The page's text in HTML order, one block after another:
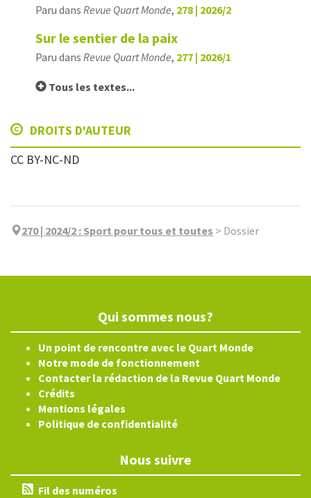
Paru dans Revue Quart Monde, 278 | 2026/2
Sur le sentier de la paix
Paru dans Revue Quart Monde, 277 | 2026/1
Tous les textes...
DROITS D'AUTEUR
CC BY-NC-ND
270 | 2024/2 : Sport pour tous et toutes > Dossier
Qui sommes nous?
Un point de rencontre avec le Quart Monde
Notre mode de fonctionnement
Contacter la rédaction de la Revue Quart Monde
Crédits
Mentions légales
Politique de confidentialité
Nous suivre
Fil des numéros